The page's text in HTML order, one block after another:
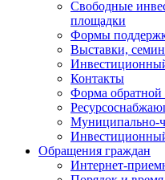
Свободные
площадки
Формы
Выставки,
Контакты
Форма обратной
Муниципально-
Обращения граждан
Интернет-